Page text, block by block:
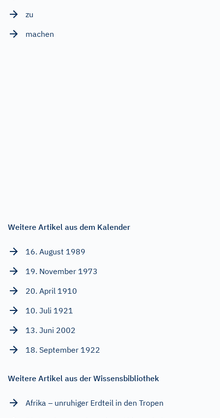
zu
machen
Weitere Artikel aus dem Kalender
16. August 1989
19. November 1973
20. April 1910
10. Juli 1921
13. Juni 2002
18. September 1922
Weitere Artikel aus der Wissensbibliothek
Afrika – unruhiger Erdteil in den Tropen